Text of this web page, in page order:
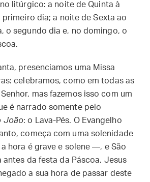
litúrgico: a noite de Quinta à
primeiro dia; a noite de Sexta ao
o segundo dia e, no domingo, o
presenciamos uma Missa
celebramos, como em todas as
mas fazemos isso com um
é narrado somente pelo
João: o Lava-Pés. O Evangelho
começa com uma solenidade
hora é grave e solene —, e São
antes da festa da Páscoa. Jesus
a sua hora de passar deste